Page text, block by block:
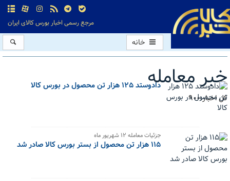
مرجع رسمی اخبار بورس کالای ایران
خانه
خبر معامله
کل اخبار:900
دادوستد ۱۲۵ هزار تن محصول در بورس کالا
جزئیات معامله ۱۲ شهریور ماه
۱۱۵ هزار تن محصول از بستر بورس کالا صادر شد